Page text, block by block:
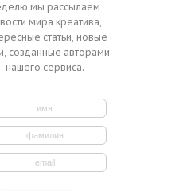
мы рассылаем
мира креатива,
статьи, новые
созданные авторами
нашего сервиса.